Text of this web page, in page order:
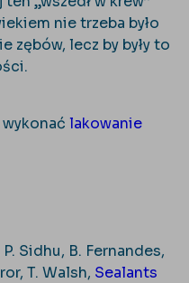
nie trzeba było
zębów, lecz by były to
lakowanie
Sidhu, B. Fernandes,
T. Walsh, Sealants